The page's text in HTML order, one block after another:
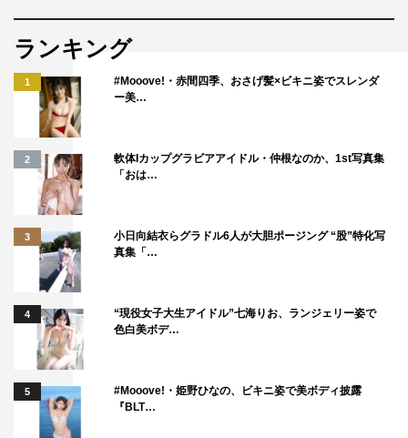
ランキング
1
#Mooove!・赤間四季、おさげ髪×ビキニ姿でスレンダ
ー美…
2
軟体Iカップグラビアアイドル・仲根なのか、1st写真集
「おは…
3
小日向結衣らグラドル6人が大胆ポージング “股”特化写
真集「…
4
“現役女子大生アイドル”七海りお、ランジェリー姿で
色白美ボデ…
5
#Mooove!・姫野ひなの、ビキニ姿で美ボディ披露
『BLT…